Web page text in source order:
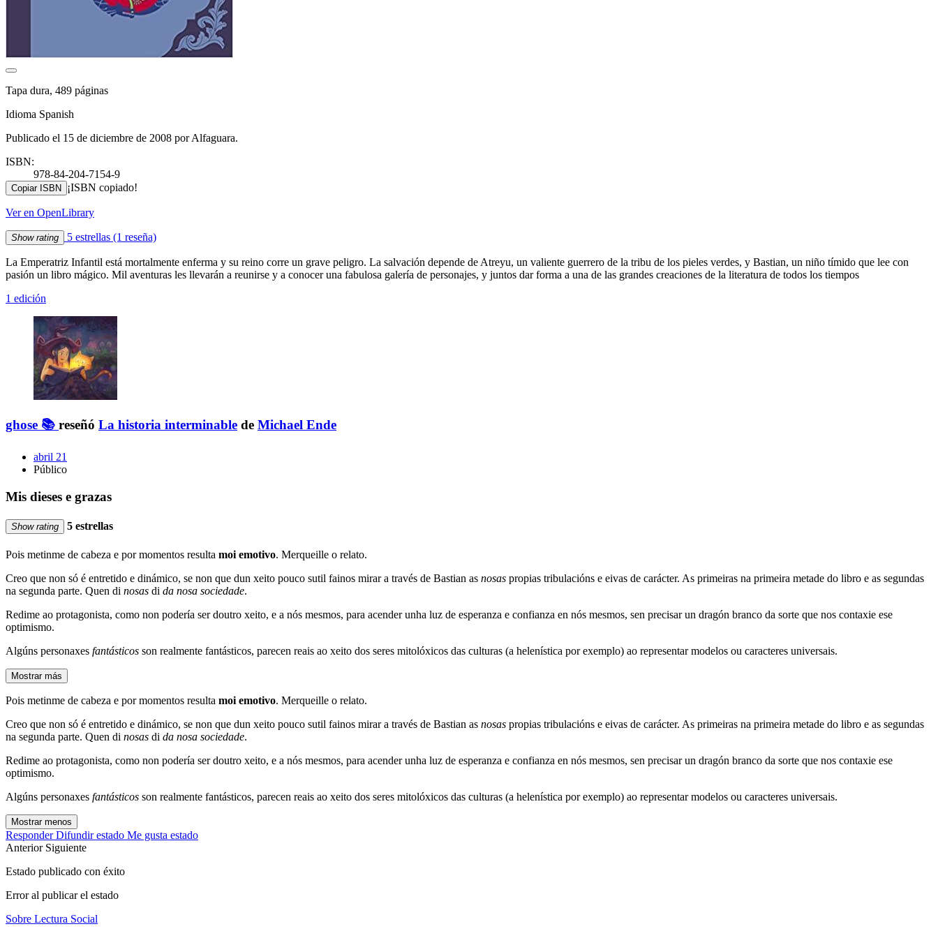
Tapa dura, 489 páginas
Idioma Spanish
Publicado el 15 de diciembre de 2008 por Alfaguara.
ISBN:
978-84-204-7154-9
Copiar ISBN ¡ISBN copiado!
Ver en OpenLibrary
Show rating 5 estrellas (1 reseña)
La Emperatriz Infantil está mortalmente enferma y su reino corre un grave peligro. La salvación depende de Atreyu, un valiente guerrero de la tribu de los pieles verdes, y Bastian, un niño tímido que lee con
pasión un libro mágico. Mil aventuras les llevarán a reunirse y a conocer una fabulosa galería de personajes, y juntos dar forma a una de las grandes creaciones de la literatura de todos los tiempos
1 edición
ghose 📚 reseñó La historia interminable de Michael Ende
abril 21
Público
Mis dieses e grazas
Show rating 5 estrellas
Pois metinme de cabeza e por momentos resulta moi emotivo. Merqueille o relato.
Creo que non só é entretido e dinámico, se non que dun xeito pouco sutil fainos mirar a través de Bastian as nosas propias tribulacións e eivas de carácter. As primeiras na primeira metade do libro e as segundas
na segunda parte. Quen di nosas di da nosa sociedade.
Redime ao protagonista, como non podería ser doutro xeito, e a nós mesmos, para acender unha luz de esperanza e confianza en nós mesmos, sen precisar un dragón branco da sorte que nos contaxie ese
optimismo.
Algúns personaxes fantásticos son realmente fantásticos, parecen reais ao xeito dos seres mitolóxicos das culturas (a helenística por exemplo) ao representar modelos ou caracteres universais.
Mostrar más
Pois metinme de cabeza e por momentos resulta moi emotivo. Merqueille o relato.
Creo que non só é entretido e dinámico, se non que dun xeito pouco sutil fainos mirar a través de Bastian as nosas propias tribulacións e eivas de carácter. As primeiras na primeira metade do libro e as segundas
na segunda parte. Quen di nosas di da nosa sociedade.
Redime ao protagonista, como non podería ser doutro xeito, e a nós mesmos, para acender unha luz de esperanza e confianza en nós mesmos, sen precisar un dragón branco da sorte que nos contaxie ese
optimismo.
Algúns personaxes fantásticos son realmente fantásticos, parecen reais ao xeito dos seres mitolóxicos das culturas (a helenística por exemplo) ao representar modelos ou caracteres universais.
Mostrar menos
Responder Difundir estado Me gusta estado
Anterior Siguiente
Estado publicado con éxito
Error al publicar el estado
Sobre Lectura Social